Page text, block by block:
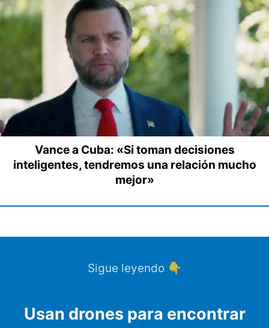
Vance a Cuba: «Si toman decisiones
inteligentes, tendremos una relación mucho
mejor»
Sigue leyendo 👇